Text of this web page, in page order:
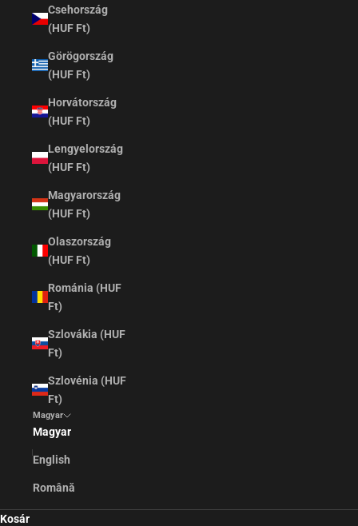
Csehország
(HUF Ft)
Görögország
(HUF Ft)
Horvátország
(HUF Ft)
Lengyelország
(HUF Ft)
Magyarország
(HUF Ft)
Olaszország
(HUF Ft)
Románia (HUF
Ft)
Szlovákia (HUF
Ft)
Szlovénia (HUF
Ft)
Magyar
Magyar
English
Română
Kosár